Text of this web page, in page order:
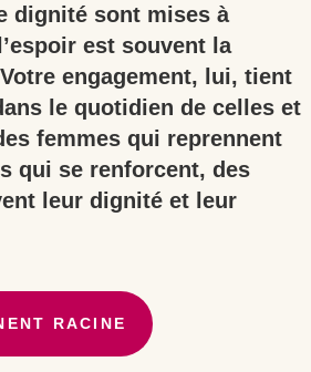
dignité sont mises à
est souvent la
engagement, lui, tient
le quotidien de celles et
femmes qui reprennent
qui se renforcent, des
leur dignité et leur
RACINE